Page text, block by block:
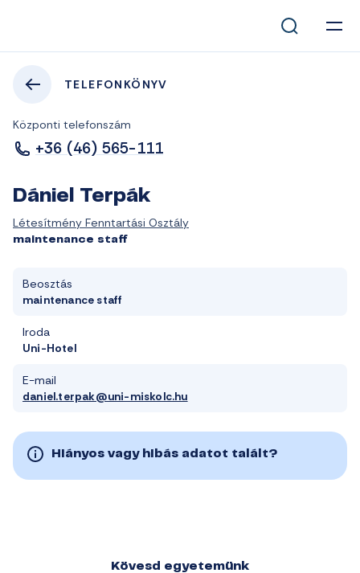
TELEFONKÖNYV
Központi telefonszám
+36 (46) 565-111
Dániel Terpák
Létesítmény Fenntartási Osztály
maintenance staff
Beosztás
maintenance staff
Iroda
Uni-Hotel
E-mail
daniel.terpak@uni-miskolc.hu
Hiányos vagy hibás adatot talált?
Kövesd egyetemünk